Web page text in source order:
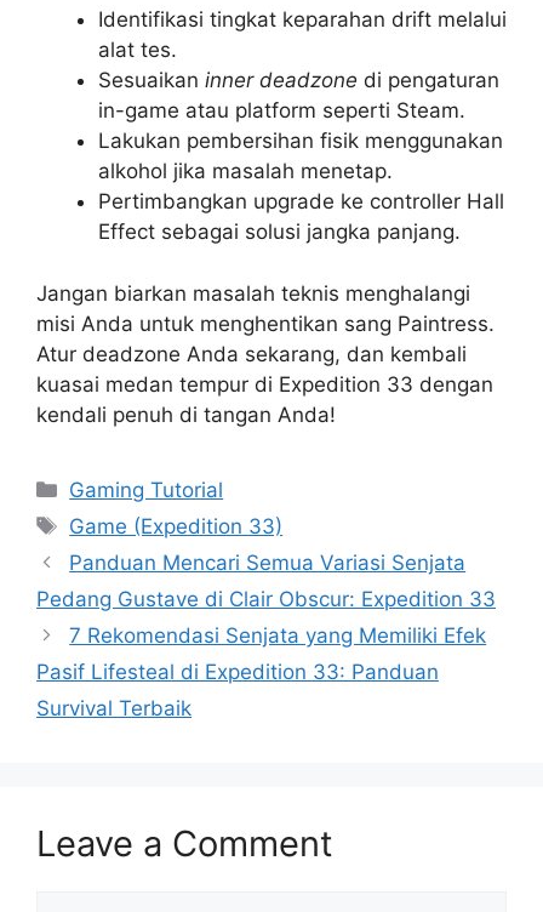
Identifikasi tingkat keparahan drift melalui
alat tes.
Sesuaikan inner deadzone di pengaturan
in-game atau platform seperti Steam.
Lakukan pembersihan fisik menggunakan
alkohol jika masalah menetap.
Pertimbangkan upgrade ke controller Hall
Effect sebagai solusi jangka panjang.
Jangan biarkan masalah teknis menghalangi
misi Anda untuk menghentikan sang Paintress.
Atur deadzone Anda sekarang, dan kembali
kuasai medan tempur di Expedition 33 dengan
kendali penuh di tangan Anda!
Categories
Gaming Tutorial
Tags
Game (Expedition 33)
Panduan Mencari Semua Variasi Senjata
Pedang Gustave di Clair Obscur: Expedition 33
7 Rekomendasi Senjata yang Memiliki Efek
Pasif Lifesteal di Expedition 33: Panduan
Survival Terbaik
Leave a Comment